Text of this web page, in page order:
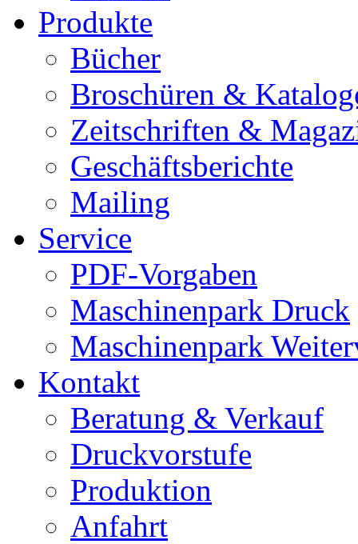
Produkte
Bücher
Broschüren &
Zeitschriften &
Geschäftsberichte
Mailing
Service
PDF-Vorgaben
Maschinenpark Druck
Maschinenpark
Kontakt
Beratung & Verkauf
Druckvorstufe
Produktion
Anfahrt